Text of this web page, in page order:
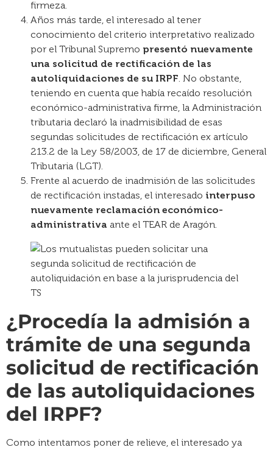
firmeza.
Años más tarde, el interesado al tener
conocimiento del criterio interpretativo realizado
por el Tribunal Supremo presentó nuevamente
una solicitud de rectificación de las
autoliquidaciones de su IRPF. No obstante,
teniendo en cuenta que había recaído resolución
económico-administrativa firme, la Administración
tributaria declaró la inadmisibilidad de esas
segundas solicitudes de rectificación ex artículo
213.2 de la Ley 58/2003, de 17 de diciembre, General
Tributaria (LGT).
Frente al acuerdo de inadmisión de las solicitudes
de rectificación instadas, el interesado interpuso
nuevamente reclamación económico-
administrativa ante el TEAR de Aragón.
¿Procedía la admisión a
trámite de una segunda
solicitud de rectificación
de las autoliquidaciones
del IRPF?
Como intentamos poner de relieve, el interesado ya